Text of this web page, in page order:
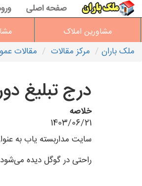
صفحه اصلی
مشاورین املاک
ملک باران
مرکز مقالات مقالات
درج تبلیغ
خلاصه
1403/06/21
راحتی در گوگل دیده